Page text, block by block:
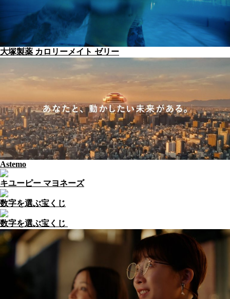
大塚製薬 カロリーメイト ゼリー
Astemo
キユーピー マヨネーズ
数字を選ぶ宝くじ
数字を選ぶ宝くじ